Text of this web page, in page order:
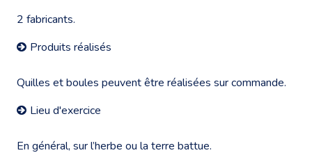
2 fabricants.
Produits réalisés
Quilles et boules peuvent être réalisées sur commande.
Lieu d'exercice
En général, sur l’herbe ou la terre battue.